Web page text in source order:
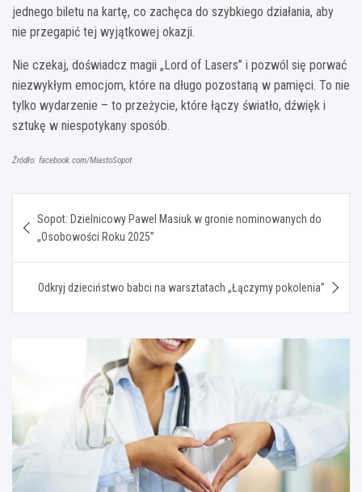
jednego biletu na kartę, co zachęca do szybkiego działania, aby
nie przegapić tej wyjątkowej okazji.
Nie czekaj, doświadcz magii „Lord of Lasers” i pozwól się porwać
niezwykłym emocjom, które na długo pozostaną w pamięci. To nie
tylko wydarzenie – to przeżycie, które łączy światło, dźwięk i
sztukę w niespotykany sposób.
Źródło: facebook.com/MiastoSopot
wpisu
Sopot: Dzielnicowy Pawel Masiuk w gronie nominowanych do
„Osobowości Roku 2025”
Odkryj dzieciństwo babci na warsztatach „Łączymy pokolenia”